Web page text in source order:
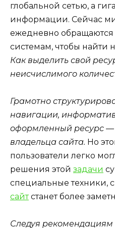
глобальной сетью, а
информации. Сейчас
ежедневно
системам, чтобы найти
Как выделить свой
неисчислимого
Грамотно
навигации,
оформленный ресурс —
владельца сайта. Но
пользователи легко
решения этой задачи
специальные техники,
сайтстанет более
Следуя рекомендациям